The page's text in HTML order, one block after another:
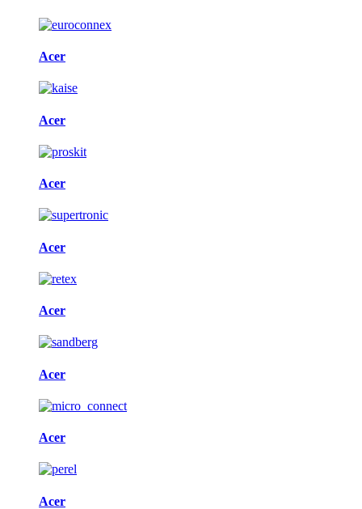
Acer
Acer
Acer
Acer
Acer
Acer
Acer
Acer